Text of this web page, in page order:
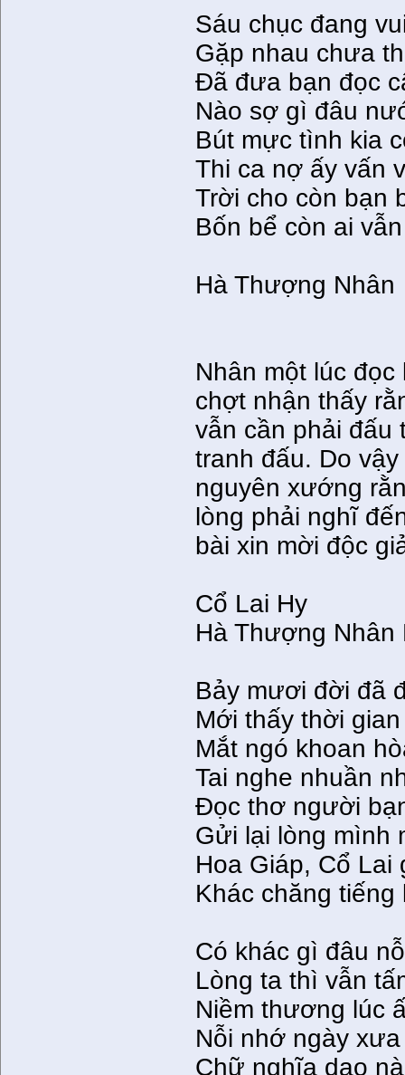
Sáu chục đang
Gặp nhau chưa
Ðã đưa bạn đọc
Nào sợ gì đâu
Bút mực tình kia
Thi ca nợ ấy vấn
Trời cho còn bạn
Bốn bể còn ai
Hà Thượng Nhân
Nhân một lúc
chợt nhận thấy
vẫn cần phải đấu
tranh đấu. Do
nguyên xướng
lòng phải nghĩ
bài xin mời độc
Cổ Lai Hy
Hà Thượng Nhân
Bảy mươi đời đã
Mới thấy thời
Mắt ngó khoan
Tai nghe nhuần
Ðọc thơ người
Gửi lại lòng mình
Hoa Giáp, Cổ Lai
Khác chăng
Có khác gì đâu
Lòng ta thì vẫn
Niềm thương lúc
Nỗi nhớ ngày
Chữ nghĩa dạo